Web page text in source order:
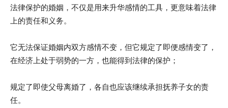
法律保护的婚姻，不仅是用来升华感情的工具，更意味着法律
上的责任和义务。
它无法保证婚姻内双方感情不变，但它规定了即便感情变了，
在经济上处于弱势的一方，也能得到法律的保护；
规定了即使父母离婚了，各自也应该继续承担抚养子女的责
任。